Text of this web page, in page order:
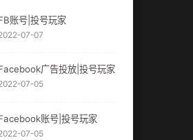
账号|投号玩家
07-07
广告投放|投号玩家
07-05
账号|投号玩家
07-05